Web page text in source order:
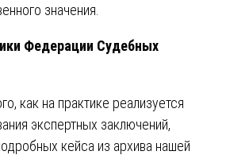
значения.
Федерации Судебных
как на практике реализуется
экспертных заключений,
кейса из архива нашей